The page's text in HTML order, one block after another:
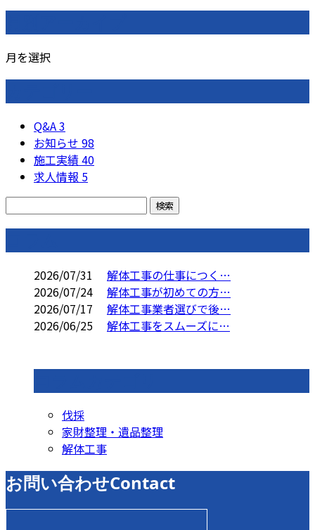
月を選択
Q&A3
お知らせ 98
施工実績40
求人情報 5
2026/07/31
解体工事の仕事につく…
2026/07/24
解体工事が初めての方…
2026/07/17
解体工事業者選びで後…
2026/06/25
解体工事をスムーズに…
伐採
家財整理・遺品整理
解体工事
お問い合わせContact